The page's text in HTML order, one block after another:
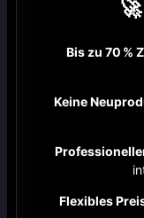
Bis zu 70 %
Keine
Flexibles